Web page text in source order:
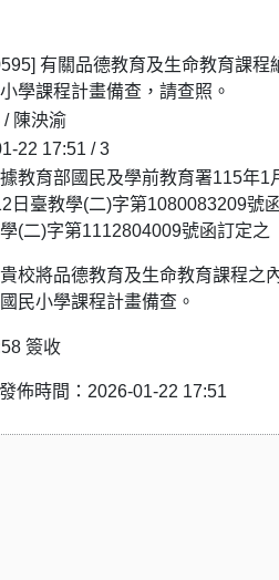
有關品德教育及⽣命教育課
學課程計畫備查，請查照。
/ 陳泱渝
22 17:51 / 3
教育部國民及學前教育署115年
日臺教學(二)字第1080083209號
(二)字第1112804009號函訂定之
校將品德教育及⽣命教育課程之
⺠⼩學課程計畫備查。
簽收
時間：2026-01-22 17:51